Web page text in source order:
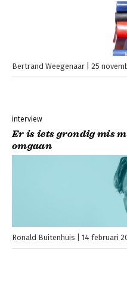
Bertrand Weegenaar 25
interview
Er is iets grondig mis
omgaan
Ronald Buitenhuis 14 februari